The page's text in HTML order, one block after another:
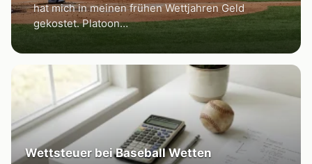
hat mich in meinen frühen Wettjahren Geld
gekostet. Platoon…
Wettsteuer bei Baseball Wetten